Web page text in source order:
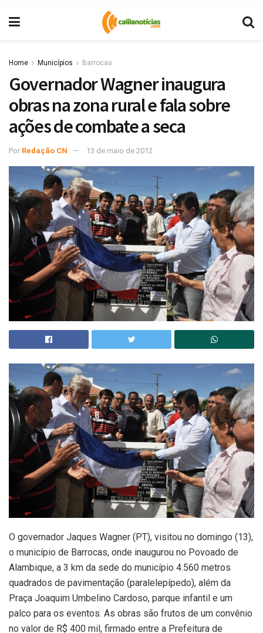
Home Municípios Barrocas
Governador Wagner inaugura
obras na zona rural e fala sobre
ações de combate a seca
Por Redação CN 13 de maio de 2012
O governador Jaques Wagner (PT), visitou no domingo (13),
o município de Barrocas, onde inaugurou no Povoado de
Alambique, a 3 km da sede do município 4.560 metros
quadrados de pavimentação (paralelepípedo), além da
Praça Joaquim Umbelino Cardoso, parque infantil e um
palco para os eventos. As obras são frutos de um convênio
no valor de R$ 400 mil, firmado entre a Prefeitura de